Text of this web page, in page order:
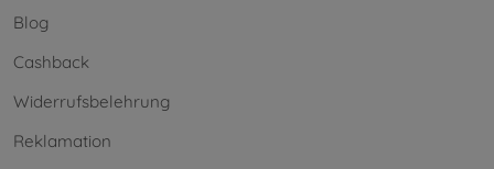
Blog
Cashback
Widerrufsbelehrung
Reklamation